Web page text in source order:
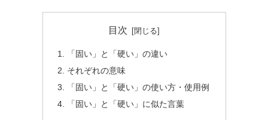
目次
「固い」と「硬い」の違い
それぞれの意味
「固い」と「硬い」の使い方・使用例
「固い」と「硬い」に似た言葉